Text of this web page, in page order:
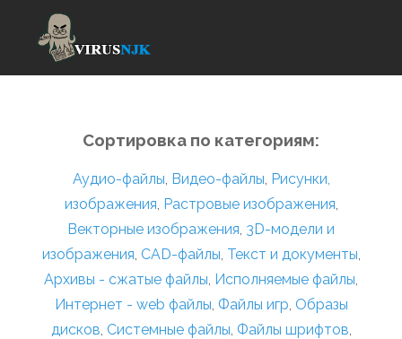
Сортировка по категориям:
Аудио-файлы, Видео-файлы, Рисунки,
изображения, Растровые изображения,
Векторные изображения, 3D-модели и
изображения, CAD-файлы, Текст и документы,
Архивы - сжатые файлы, Исполняемые файлы,
Интернет - web файлы, Файлы игр, Образы
дисков, Системные файлы, Файлы шрифтов,